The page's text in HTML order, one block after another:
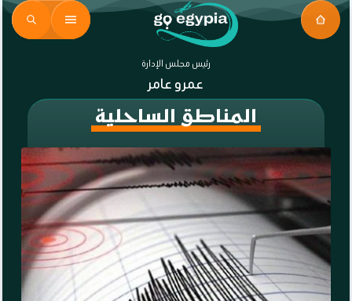
رئيس مجلس الإدارة
عمرو عامر
المناطق الساحلية